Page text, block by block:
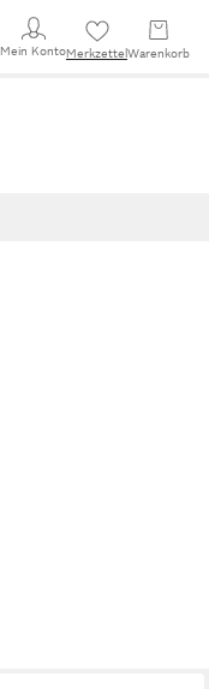
Mein KontoMerkzettel Warenkorb